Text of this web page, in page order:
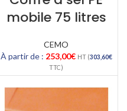
mobile 75 litres
CEMO
À partir de : 253,00€ HT (303,60€
TTC)